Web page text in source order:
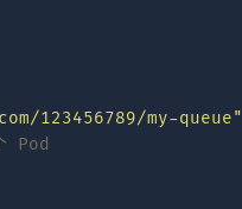
123456789/my-queue"
Pod